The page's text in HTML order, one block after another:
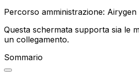
Percorso amministrazione: Airygen
Questa schermata supporta sia le
un collegamento.
Sommario